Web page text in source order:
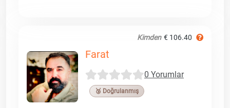
Kimden € 106.40
Farat
0 Yorumlar
🥉 Doğrulanmış